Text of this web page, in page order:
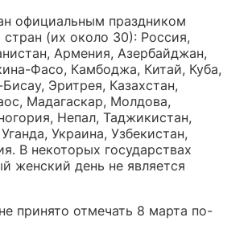
официальным праздником
стран (их около 30): Россия,
Армения, Азербайджан,
Фасо, Камбоджа, Китай, Куба,
Эритрея, Казахстан,
Мадагаскар, Молдова,
Непал, Таджикистан,
Украина, Узбекистан,
В некоторых государствах
женский день не является
принято отмечать 8 марта по-